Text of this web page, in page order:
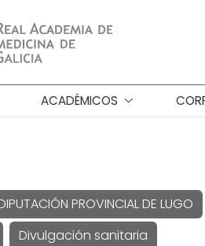
ACADÉMICOS
PROVINCIAL DE LUGO
Divulgación sanitaria